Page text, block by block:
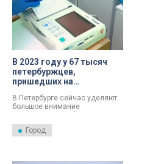
районную поликлинику. При
наличии симптоматики и
показаний врач выписывает
направление.
В 2023 году у 67 тысяч
петербуржцев,
пришедших на
сердечно-сосудистые
заболевания
В Петербурге сейчас уделяют
большое внимание
профилактике заболеваний.
Проверить здоровье горожане
могут в рамках
Город